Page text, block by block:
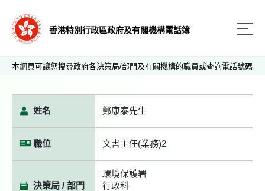
香港特別行政區政府及有關機構電話簿
本網頁可讓您搜尋政府各決策局/部門及有關機構的職員或查詢電話號碼
姓名 鄭康泰先生
職位 文書主任(業務)2
決策局 / 部門
環境保護署
行政科